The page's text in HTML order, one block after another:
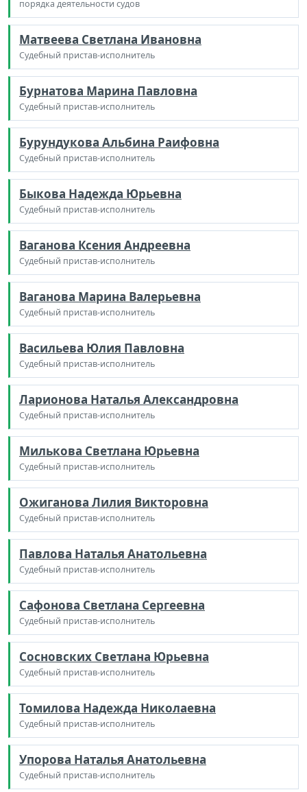
порядка деятельности судов
Матвеева Светлана Ивановна
Судебный пристав-исполнитель
Бурнатова Марина Павловна
Судебный пристав-исполнитель
Бурундукова Альбина Раифовна
Судебный пристав-исполнитель
Быкова Надежда Юрьевна
Судебный пристав-исполнитель
Ваганова Ксения Андреевна
Судебный пристав-исполнитель
Ваганова Марина Валерьевна
Судебный пристав-исполнитель
Васильева Юлия Павловна
Судебный пристав-исполнитель
Ларионова Наталья Александровна
Судебный пристав-исполнитель
Милькова Светлана Юрьевна
Судебный пристав-исполнитель
Ожиганова Лилия Викторовна
Судебный пристав-исполнитель
Павлова Наталья Анатольевна
Судебный пристав-исполнитель
Сафонова Светлана Сергеевна
Судебный пристав-исполнитель
Сосновских Светлана Юрьевна
Судебный пристав-исполнитель
Томилова Надежда Николаевна
Судебный пристав-исполнитель
Упорова Наталья Анатольевна
Судебный пристав-исполнитель